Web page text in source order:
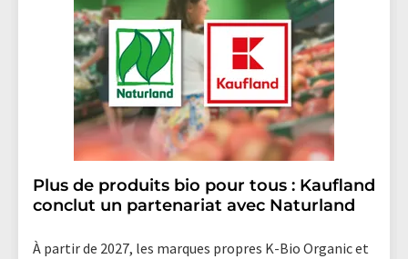
Plus de produits bio pour tous : Kaufland
conclut un partenariat avec Naturland
À partir de 2027, les marques propres K-Bio Organic et